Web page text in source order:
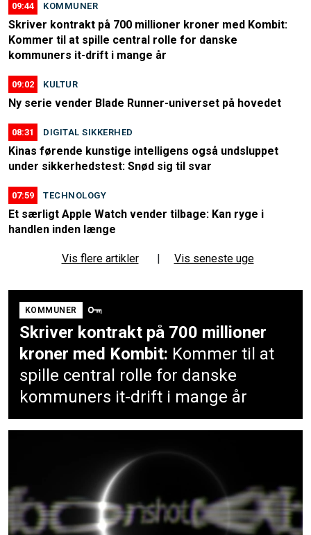
09:44 KOMMUNER
Skriver kontrakt på 700 millioner kroner med Kombit:
Kommer til at spille central rolle for danske
kommuners it-drift i mange år
09:02 KULTUR
Ny serie vender Blade Runner-universet på hovedet
08:31 DIGITAL SIKKERHED
Kinas førende kunstige intelligens også undsluppet
under sikkerhedstest: Snød sig til svar
07:59 TECHNOLOGY
Et særligt Apple Watch vender tilbage: Kan ryge i
handlen inden længe
Vis flere artikler | Vis seneste uge
KOMMUNER
Skriver kontrakt på 700 millioner
kroner med Kombit: Kommer til at
spille central rolle for danske
kommuners it-drift i mange år